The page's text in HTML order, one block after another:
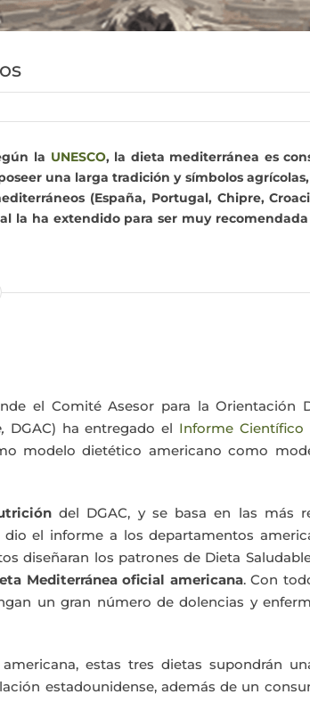
la UNESCO, la dieta mediterránea es
una larga tradición y símbolos
(España, Portugal, Chipre,
la ha extendido para ser muy
el Comité Asesor para la Orientación
DGAC) ha entregado el Informe Científico
modelo dietético americano como
del DGAC, y se basa en las más
el informe a los departamentos
diseñaran los patrones de Dieta
Mediterránea oficial americana. Con
un gran número de dolencias y
estas tres dietas supondrán
estadounidense, además de un